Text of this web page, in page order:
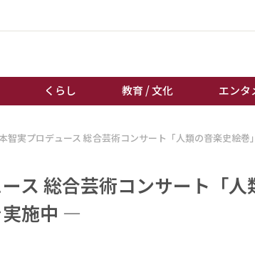
くらし 教育 / 文化 エンタ
経済 / ビジネス
教育 / 文化
智実プロデュース 総合芸術コンサート「人類の音楽史絵
ス 総合芸術コンサート「
実施中 ―